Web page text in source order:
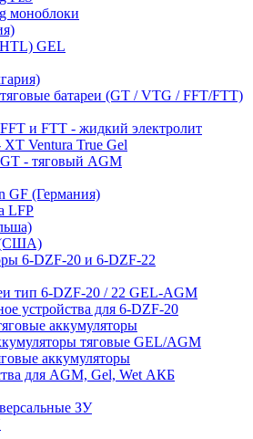
моноблоки
GEL
батареи (GT / VTG / FFT/FTT)
и FTT - жидкий электролит
Ventura True Gel
GT - тяговый AGM
GF (Германия)
LFP
(США)
6-DZF-20 и 6-DZF-22
тип 6-DZF-20 / 22 GEL-AGM
устройства для 6-DZF-20
аккумуляторы
тяговые GEL/AGM
аккумуляторы
для AGM, Gel, Wet АКБ
ЗУ